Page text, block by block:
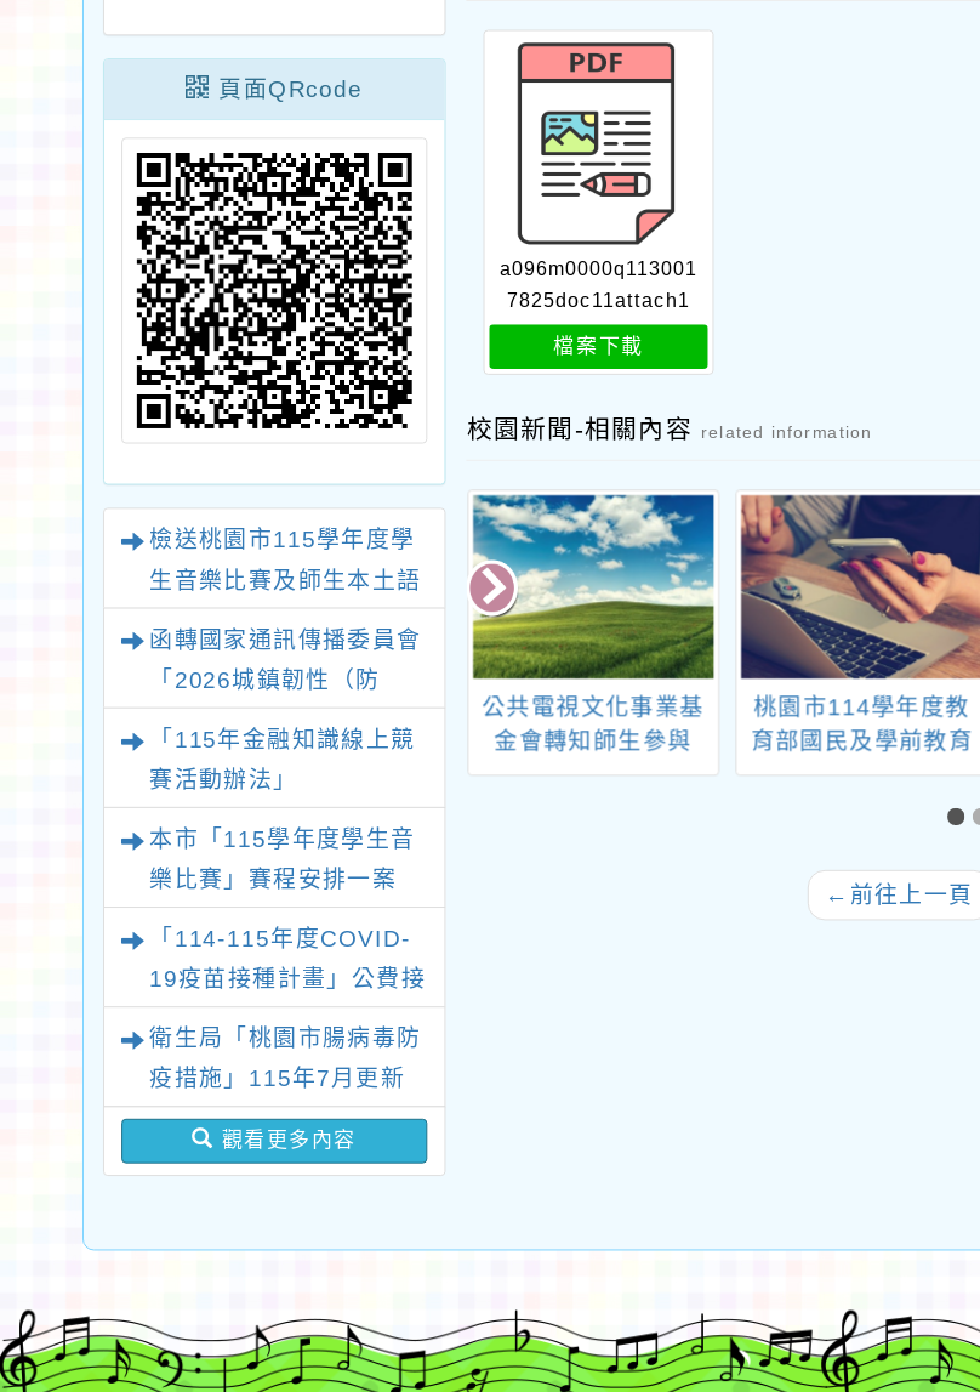
頁面QRcode
檢送桃園市115學年度學
生音樂比賽及師生本土語
函轉國家通訊傳播委員會
「2026城鎮韌性（防
「115年金融知識線上競
賽活動辦法」
本市「115學年度學生音
樂比賽」賽程安排一案
「114-115年度COVID-
19疫苗接種計畫」公費接
種對象擴大
衛生局「桃園市腸病毒防
疫措施」115年7月更新
版問答集及修正對照表各
1份
觀看更多內容
a096m0000q113001
7825doc11attach1
檔案下載
校園新聞-相關內容 related information
女童軍會辦理
幼女童軍聯團
轉知中華民國志願服
務協會辦理「志工學
苑」志工督導訓練一
案，詳如說明，請查
照。
公共電視文化事業基
金會轉知師生參與
桃園市114學年度教
育部國民及學前教育
育計畫-學校推展優質
山林遇見部落』活
動，歡迎各校踴躍報
← 前往上一頁